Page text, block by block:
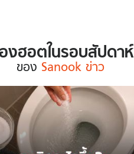
องฮอตในรอบสัปดาห์
ของ Sanook ข่าว